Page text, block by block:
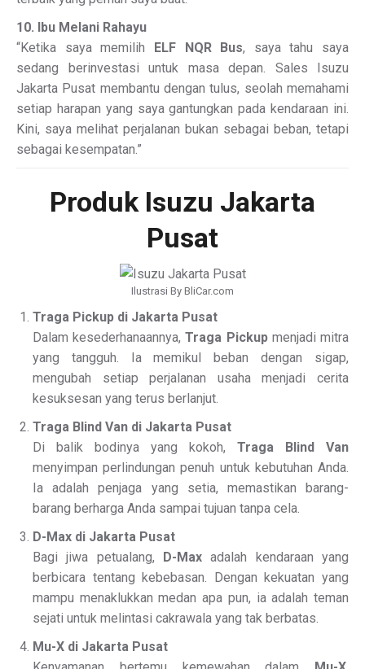
10. Ibu Melani Rahayu
“Ketika saya memilih ELF NQR Bus, saya tahu saya
sedang berinvestasi untuk masa depan. Sales Isuzu
Jakarta Pusat membantu dengan tulus, seolah memahami
setiap harapan yang saya gantungkan pada kendaraan ini.
Kini, saya melihat perjalanan bukan sebagai beban, tetapi
sebagai kesempatan.”
Produk Isuzu Jakarta
Pusat
Ilustrasi By BliCar.com
Traga Pickup di Jakarta Pusat
Dalam kesederhanaannya,Traga Pickupmenjadi mitra
yang tangguh. Ia memikul beban dengan sigap,
mengubah setiap perjalanan usaha menjadi cerita
kesuksesan yang terus berlanjut.
Traga Blind Van di Jakarta Pusat
Di balik bodinya yang kokoh, Traga Blind Van
menyimpan perlindungan penuh untuk kebutuhan Anda.
Ia adalah penjaga yang setia, memastikan barang-
barang berharga Anda sampai tujuan tanpa cela.
D-Max di Jakarta Pusat
Bagi jiwa petualang, D-Max adalah kendaraan yang
berbicara tentang kebebasan. Dengan kekuatan yang
mampu menaklukkan medan apa pun, ia adalah teman
sejati untuk melintasi cakrawala yang tak berbatas.
Mu-X di Jakarta Pusat